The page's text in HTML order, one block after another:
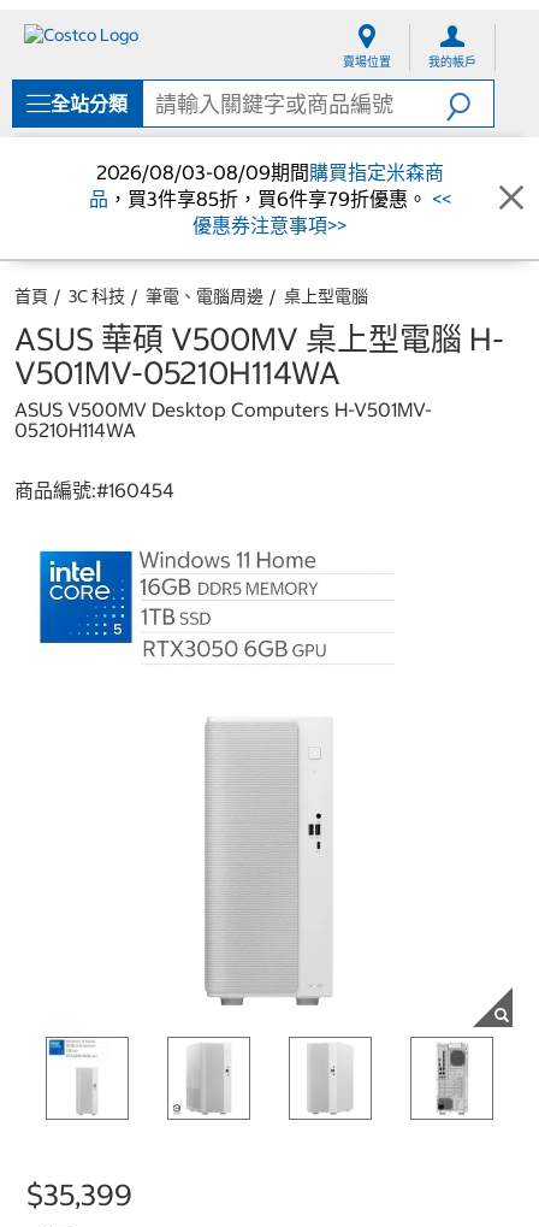
單
賣場位置 我的帳戶
全站分類
2026/08/03-08/09期間購買指定米森商
品 ，買3件享85折，買6件享79折優惠。 <<
優惠券注意事項>>
首頁 3C 科技 筆電、電腦周邊 桌上型電腦
ASUS 華碩 V500MV 桌上型電腦 H-
V501MV-05210H114WA
ASUS V500MV Desktop Computers H-V501MV-
05210H114WA
商品編號:#160454
$35,399